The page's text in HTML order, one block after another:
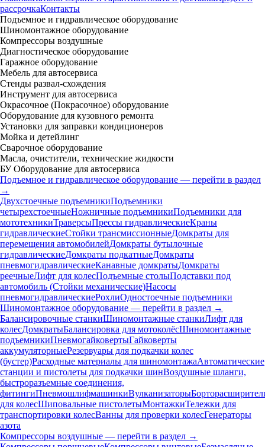
рассрочкаКонтакты
Подъемное и гидравлическое оборудование
Шиномонтажное оборудование
Компрессоры воздушные
Диагностическое оборудование
Гаражное оборудование
Мебель для автосервиса
Стенды развал-схождения
Инструмент для автосервиса
Окрасочное (Покрасочное) оборудование
Оборудование для кузовного ремонта
Установки для заправки кондиционеров
Мойка и детейлинг
Сварочное оборудование
Масла, очистители, технические жидкости
БУ Оборудование для автосервиса
Подъемное и гидравлическое оборудование — перейти в раздел
→
Двухстоечные подъемникиПодъемники
четырехстоечныеНожничные подъемникиПодъемники для
мототехникиТраверсыПрессы гидравлическиеКраны
гидравлическиеСтойки трансмиссионныеДомкраты для
перемещения автомобилейДомкраты бутылочные
гидравлическиеДомкраты подкатныеДомкраты
пневмогидравлическиеКанавные домкратыДомкраты
реечныеЛифт для колесПодъемные столыПодставки под
автомобиль (Стойки механические)Насосы
пневмогидравлическиеРохлиОдностоечные подъемники
Шиномонтажное оборудование — перейти в раздел →
Балансировочные станкиШиномонтажные станкиЛифт для
колесДомкратыБалансировка для мотоколёсШиномонтажные
подъемникиПневмогайковертыГайковерты
аккумуляторныеРезервуары для подкачки колес
(бустер)Расходные материалы для шиномонтажаАвтоматические
станции и пистолеты для подкачки шинВоздушные шланги,
быстроразъемные соединения,
фитингиПневмошлифмашинкиВулканизаторы
для колесШиповальные пистолетыМонтажкиТележки для
транспортировки колесВанны для проверки колесГенераторы
азота
Компрессоры воздушные — перейти в раздел →